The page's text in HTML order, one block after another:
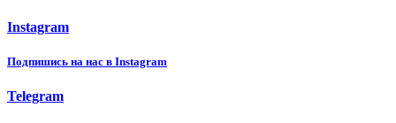
Instagram
Подпишиcь на нас в Instagram
Telegram